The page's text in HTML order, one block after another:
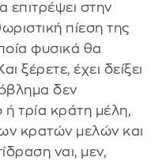
επιτρέψει στην
πίεση της
φυσικά θα
ξέρετε, έχει δείξει
δεν
ή τρία κράτη μέλη,
κρατών μελών και
ναι, μεν,